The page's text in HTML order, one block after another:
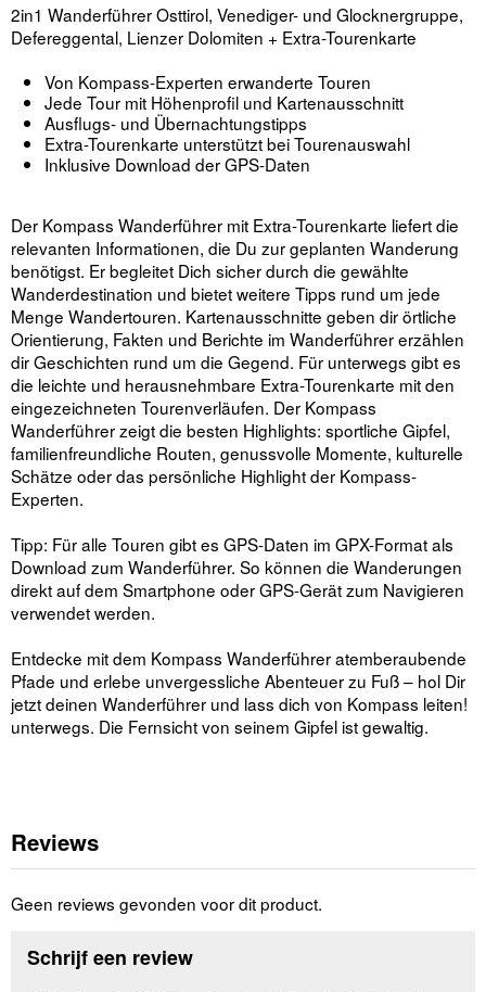
2in1 Wanderführer Osttirol, Venediger- und Glocknergruppe,
Defereggental, Lienzer Dolomiten + Extra-Tourenkarte
Von Kompass-Experten erwanderte Touren
Jede Tour mit Höhenprofil und Kartenausschnitt
Ausflugs- und Übernachtungstipps
Extra-Tourenkarte unterstützt bei Tourenauswahl
Inklusive Download der GPS-Daten
Der Kompass Wanderführer mit Extra-Tourenkarte liefert die
relevanten Informationen, die Du zur geplanten Wanderung
benötigst. Er begleitet Dich sicher durch die gewählte
Wanderdestination und bietet weitere Tipps rund um jede
Menge Wandertouren. Kartenausschnitte geben dir örtliche
Orientierung, Fakten und Berichte im Wanderführer erzählen
dir Geschichten rund um die Gegend. Für unterwegs gibt es
die leichte und herausnehmbare Extra-Tourenkarte mit den
eingezeichneten Tourenverläufen. Der Kompass
Wanderführer zeigt die besten Highlights: sportliche Gipfel,
familienfreundliche Routen, genussvolle Momente, kulturelle
Schätze oder das persönliche Highlight der Kompass-
Experten.
Tipp: Für alle Touren gibt es GPS-Daten im GPX-Format als
Download zum Wanderführer. So können die Wanderungen
direkt auf dem Smartphone oder GPS-Gerät zum Navigieren
verwendet werden.
Entdecke mit dem Kompass Wanderführer atemberaubende
Pfade und erlebe unvergessliche Abenteuer zu Fuß – hol Dir
jetzt deinen Wanderführer und lass dich von Kompass leiten!
unterwegs. Die Fernsicht von seinem Gipfel ist gewaltig.
Reviews
Geen reviews gevonden voor dit product.
Schrijf een review